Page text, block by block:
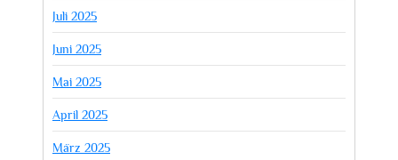
Juli 2025
Juni 2025
Mai 2025
April 2025
März 2025